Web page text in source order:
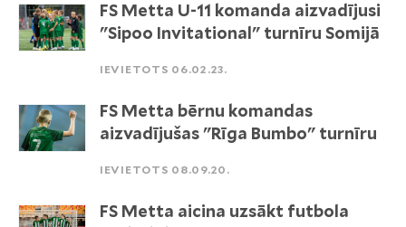
FS Metta U-11 komanda aizvadījusi
"Sipoo Invitational" turnīru Somijā
IEVIETOTS 06.02.23.
FS Metta bērnu komandas
aizvadījušas "Rīga Bumbo" turnīru
IEVIETOTS 08.09.20.
FS Metta aicina uzsākt futbola